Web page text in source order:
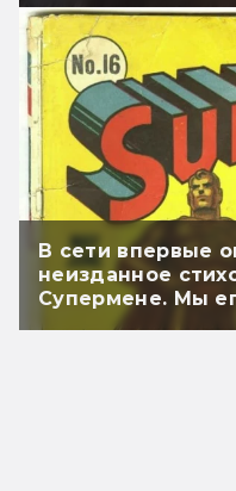
В сети впервые
неизданное
Супермене. Мы